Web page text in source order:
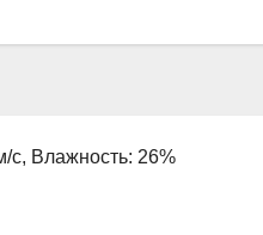
с, Влажность: 26%